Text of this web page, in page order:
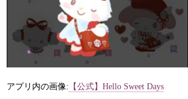
アプリ内の画像: 【公式】Hello Sweet Days